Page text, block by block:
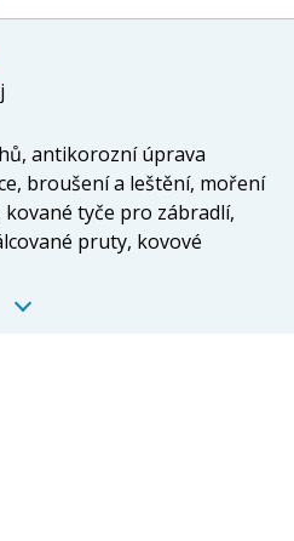
antikorozní úprava
broušení a leštění, moření
tyče pro zábradlí,
pruty, kovové